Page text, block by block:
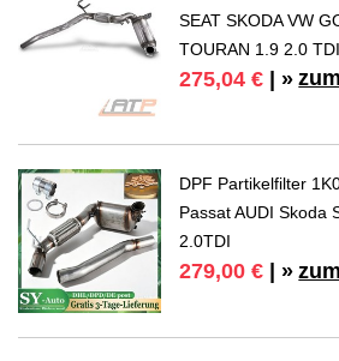
SEAT SKODA VW
TOURAN 1.9 2.0 TDI
275,04 € | »
DPF Partikelfilter
Passat AUDI Skoda
2.0TDI
279,00 € | »